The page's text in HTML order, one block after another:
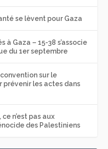
se lèvent pour Gaza
à Gaza – 15-38 s’associe
du 1er septembre
sur le
les actes dans
n’est pas aux
des Palestiniens